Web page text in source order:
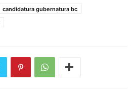
candidatura gubernatura bc